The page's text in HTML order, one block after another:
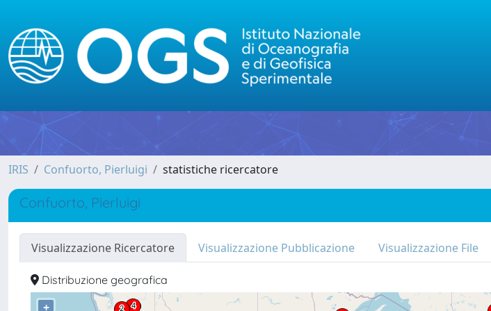
IRIS Confuorto, Pierluigi statistiche ricercatore
Confuorto, Pierluigi
Visualizzazione Ricercatore Visualizzazione Pubblicazione Visualizzazione File
Distribuzione geografica
+